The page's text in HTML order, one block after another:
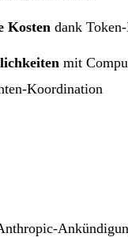
Kosten dank
mit
Koordination